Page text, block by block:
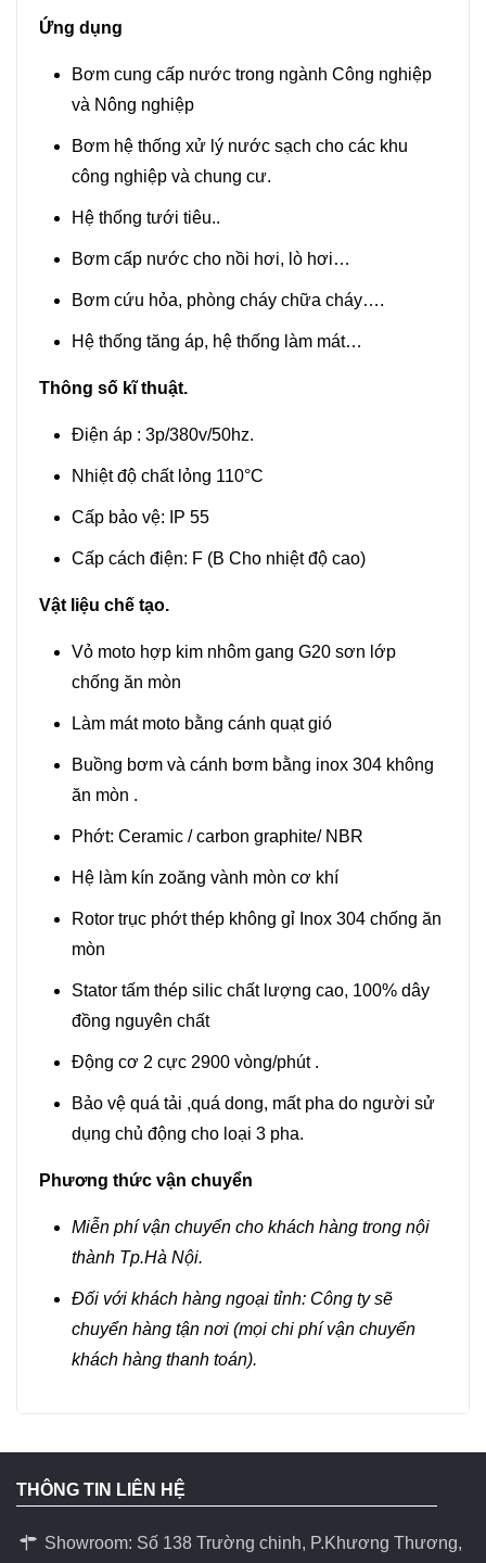
Ứng dụng
Bơm cung cấp nước trong ngành Công nghiệp
và Nông nghiệp
Bơm hệ thống xử lý nước sạch cho các khu
công nghiệp và chung cư.
Hệ thống tưới tiêu..
Bơm cấp nước cho nồi hơi, lò hơi…
Bơm cứu hỏa, phòng cháy chữa cháy….
Hệ thống tăng áp, hệ thống làm mát…
Thông số kĩ thuật.
Điện áp : 3p/380v/50hz.
Nhiệt độ chất lỏng 110°C
Cấp bảo vệ: IP 55
Cấp cách điện: F (B Cho nhiệt độ cao)
Vật liệu chế tạo.
Vỏ moto hợp kim nhôm gang G20 sơn lớp
chống ăn mòn
Làm mát moto bằng cánh quạt gió
Buồng bơm và cánh bơm bằng inox 304 không
ăn mòn .
Phớt: Ceramic / carbon graphite/ NBR
Hệ làm kín zoăng vành mòn cơ khí
Rotor trục phớt thép không gỉ Inox 304 chống ăn
mòn
Stator tấm thép silic chất lượng cao, 100% dây
đồng nguyên chất
Động cơ 2 cực 2900 vòng/phút .
Bảo vệ quá tải ,quá dong, mất pha do người sử
dụng chủ động cho loại 3 pha.
Phương thức vận chuyển
Miễn phí vận chuyển cho khách hàng trong nội
thành Tp.Hà Nội.
Đối với khách hàng ngoại tỉnh: Công ty sẽ
chuyển hàng tận nơi (mọi chi phí vận chuyển
khách hàng thanh toán).
THÔNG TIN LIÊN HỆ
Showroom: Số 138 Trường chinh, P.Khương Thương,